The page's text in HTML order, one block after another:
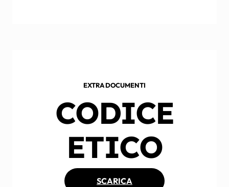
EXTRA DOCUMENTI
CODICE
ETICO
SCARICA